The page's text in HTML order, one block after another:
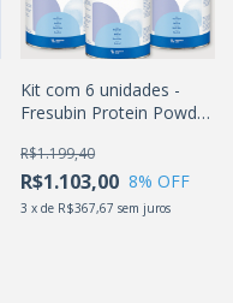
Kit com 6 unidades -
Fresubin Protein Powder
R$1.103,00
R$1.199,40
8% OFF
3 xde R$367,67 sem juros